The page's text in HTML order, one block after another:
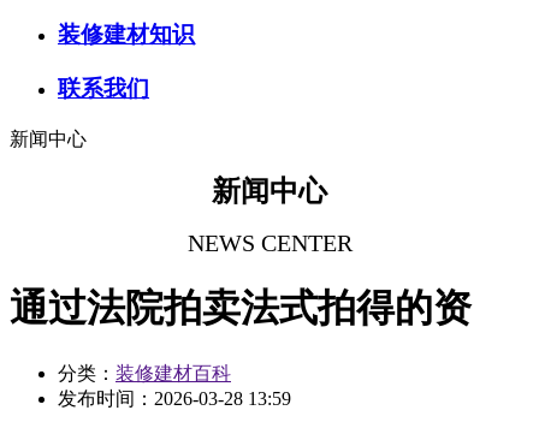
装修建材知识
联系我们
新闻中心
新闻中心
NEWS CENTER
通过法院拍卖法式拍得的资
分类： 装修建材百科
发布时间： 2026-03-28 13:59